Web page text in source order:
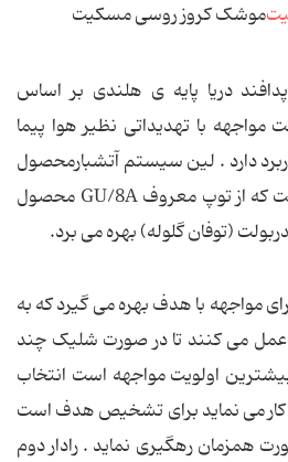
موشک کروز روسی مسکیت
دریا پایه ی هلندی بر اساس
با تهدیداتی نظیر هوا پیما
دارد . لین سیستم آتشبارمحصول
کمپانی هلندی سیگنال است که از توپ معروف GU/8A محصول
(توفان گلوله) بهره می برد.
مواجهه با هدف بهره می گیرد که به
می کنند تا در صورت شلیک چند
اولویت مواجهه است انتخاب
نماید . رادار اول که در باند I کار می نماید برای تشخیص هدف است
را به صورت همزمان رهگیری نماید . رادار دوم